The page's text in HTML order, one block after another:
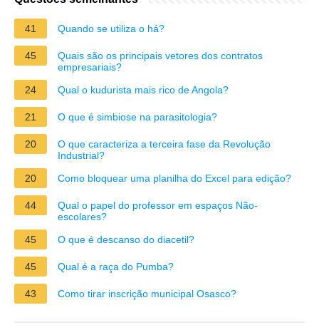
41 Quando se utiliza o há?
45
Quais são os principais vetores dos contratos
empresariais?
24
Qual o kudurista mais rico de Angola?
21 O que é simbiose na parasitologia?
20
O que caracteriza a terceira fase da Revolução
Industrial?
20
Como bloquear uma planilha do Excel para edição?
44
Qual o papel do professor em espaços Não-
escolares?
45
O que é descanso do diacetil?
45 Qual é a raça do Pumba?
43 Como tirar inscrição municipal Osasco?